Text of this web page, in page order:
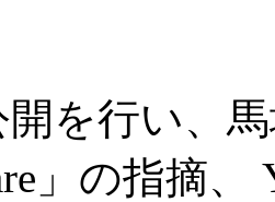
を行い、
」の指摘